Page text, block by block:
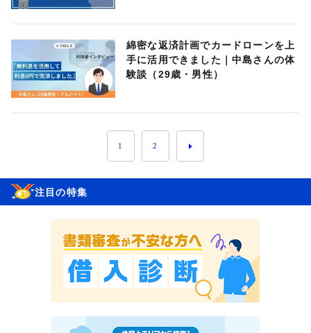
綿密な返済計画でカードローンを上
手に活用できました｜中島さんの体
験談（29歳・男性）
1 2
注目の特集